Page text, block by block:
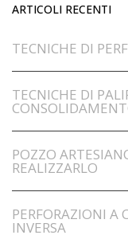
ARTICOLI RECENTI
TECNICHE DI
TECNICHE DI
POZZO
REALIZZARLO
PERFORAZIONI A
INVERSA